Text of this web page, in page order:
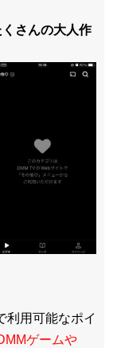
さんの大人作
利用可能なポイ
ゲームや